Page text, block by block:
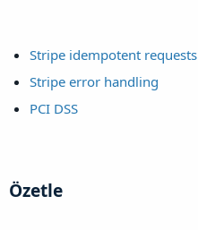
Stripe idempotent requests
Stripe error handling
PCI DSS
Özetle​